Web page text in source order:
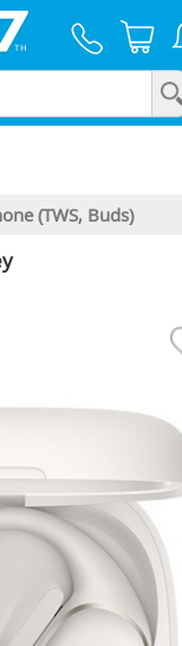
(TWS, Buds)